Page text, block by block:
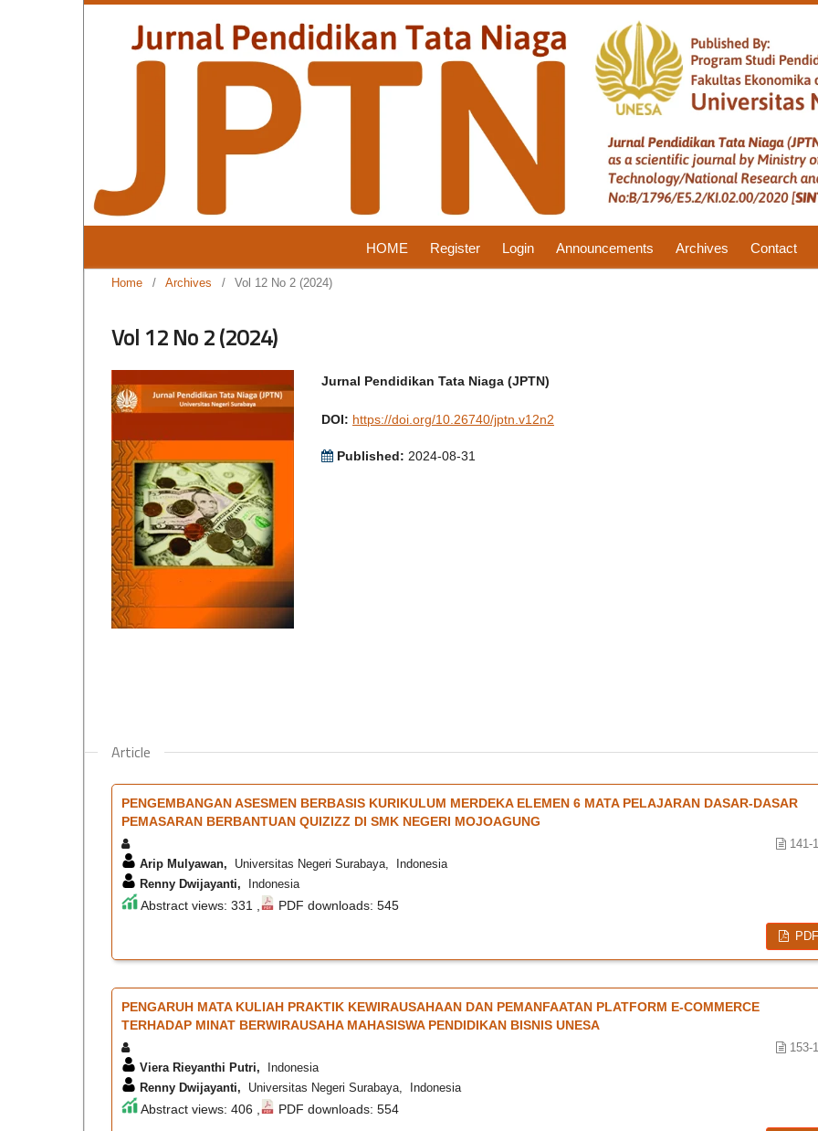
HOME Register Login Announcements Archives Contact
Home / Archives / Vol 12 No 2 (2024)
Vol 12 No 2 (2024)
Jurnal Pendidikan Tata Niaga (JPTN)
DOI: https://doi.org/10.26740/jptn.v12n2
Published: 2024-08-31
Article
PENGEMBANGAN ASESMEN BERBASIS KURIKULUM MERDEKA ELEMEN 6 MATA PELAJARAN DASAR-DASAR
PEMASARAN BERBANTUAN QUIZIZZ DI SMK NEGERI MOJOAGUNG
Arip Mulyawan, Universitas Negeri Surabaya, Indonesia
Renny Dwijayanti, Indonesia
141-
Abstract views: 331 , PDF downloads: 545
PDF
PENGARUH MATA KULIAH PRAKTIK KEWIRAUSAHAAN DAN PEMANFAATAN PLATFORM E-COMMERCE
TERHADAP MINAT BERWIRAUSAHA MAHASISWA PENDIDIKAN BISNIS UNESA
Viera Rieyanthi Putri, Indonesia
Renny Dwijayanti, Universitas Negeri Surabaya, Indonesia
153-
Abstract views: 406 , PDF downloads: 554